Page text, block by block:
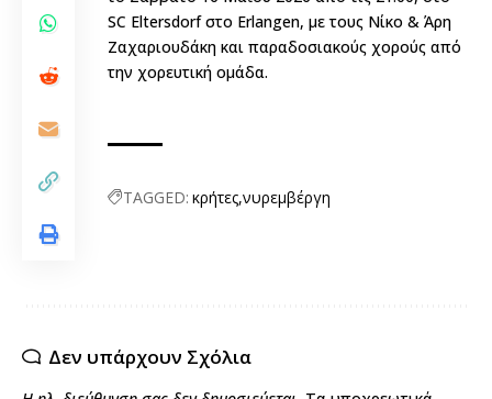
SC Eltersdorf στο Erlangen, με τους Νίκο & Άρη
Ζαχαριουδάκη και παραδοσιακούς χορούς από
την χορευτική ομάδα.
TAGGED: κρήτες νυρεμβέργη
Δεν υπάρχουν Σχόλια